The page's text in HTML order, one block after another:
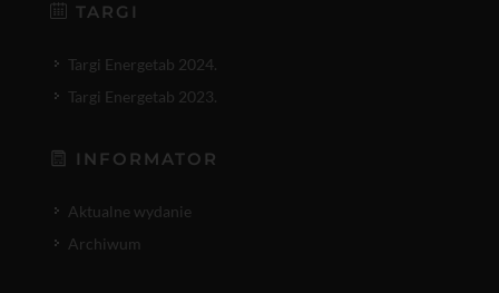
TARGI
Targi Energetab 2024.
Targi Energetab 2023.
INFORMATOR
Aktualne wydanie
Archiwum